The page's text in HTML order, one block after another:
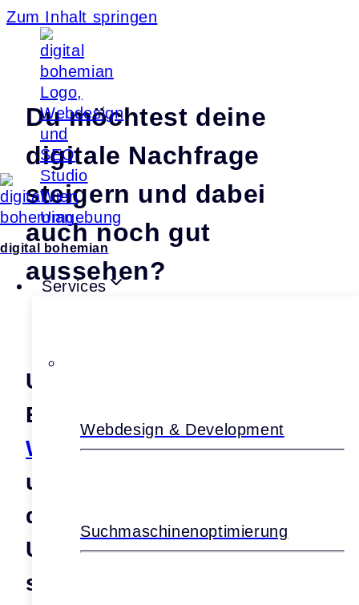
Zum Inhalt springen
digital bohemian
Services
Webdesign & Development
Suchmaschinenoptimierung
Du möchtest deine
digitale Nachfrage
steigern und dabei
auch noch gut
aussehen?
Unsere Prozesse im
Bereich
Webdesign, Storytelling
und SEO verhelfen dir,
dich und dein
Unternehmen endlich
sichtbar zu machen!